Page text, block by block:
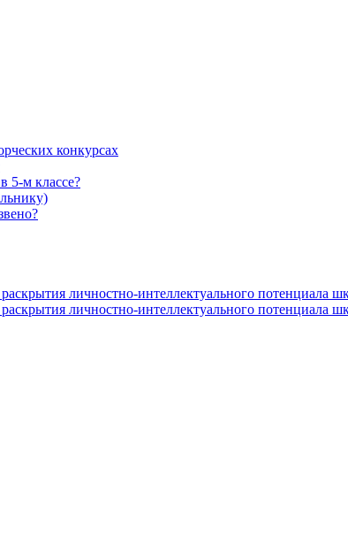
конкурсах
5-м классе?
личностно-интеллектуального потенциала
личностно-интеллектуального потенциала